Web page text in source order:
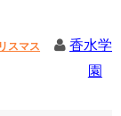
スマス
香水学
園